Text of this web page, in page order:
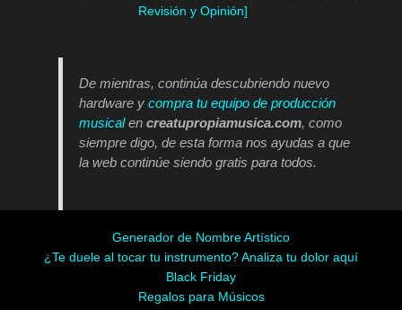
Revisión y Opinión]
De mientras, continúa descubriendo nuevo
hardware ycompra tu equipo de producción
musicalencreatupropiamusica.com, como
siempre digo, de esta forma nos ayudas a que
la web continúe siendo gratis para todos.
Generador de Nombre Artístico
¿Te duele al tocar tu instrumento? Analiza tu dolor aquí
Black Friday
Regalos para Músicos